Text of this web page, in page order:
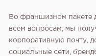
Во франшизном пакете
всем вопросам, мы
корпоративную почту,
социальные сети,